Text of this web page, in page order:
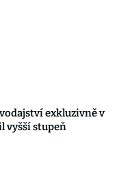
exkluzivně v
vyšší stupeň